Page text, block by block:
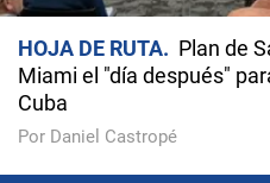
HOJA DE RUTA
Plan de
Miami el "día después"
Cuba
Por Daniel Castropé